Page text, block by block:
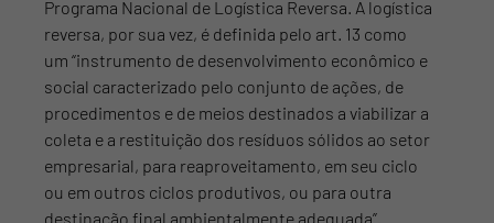
Programa Nacional de Logística Reversa. A logística
reversa, por sua vez, é definida pelo art. 13 como
um “instrumento de desenvolvimento econômico e
social caracterizado pelo conjunto de ações, de
procedimentos e de meios destinados a viabilizar a
coleta e a restituição dos resíduos sólidos ao setor
empresarial, para reaproveitamento, em seu ciclo
ou em outros ciclos produtivos, ou para outra
destinação final ambientalmente adequada”.